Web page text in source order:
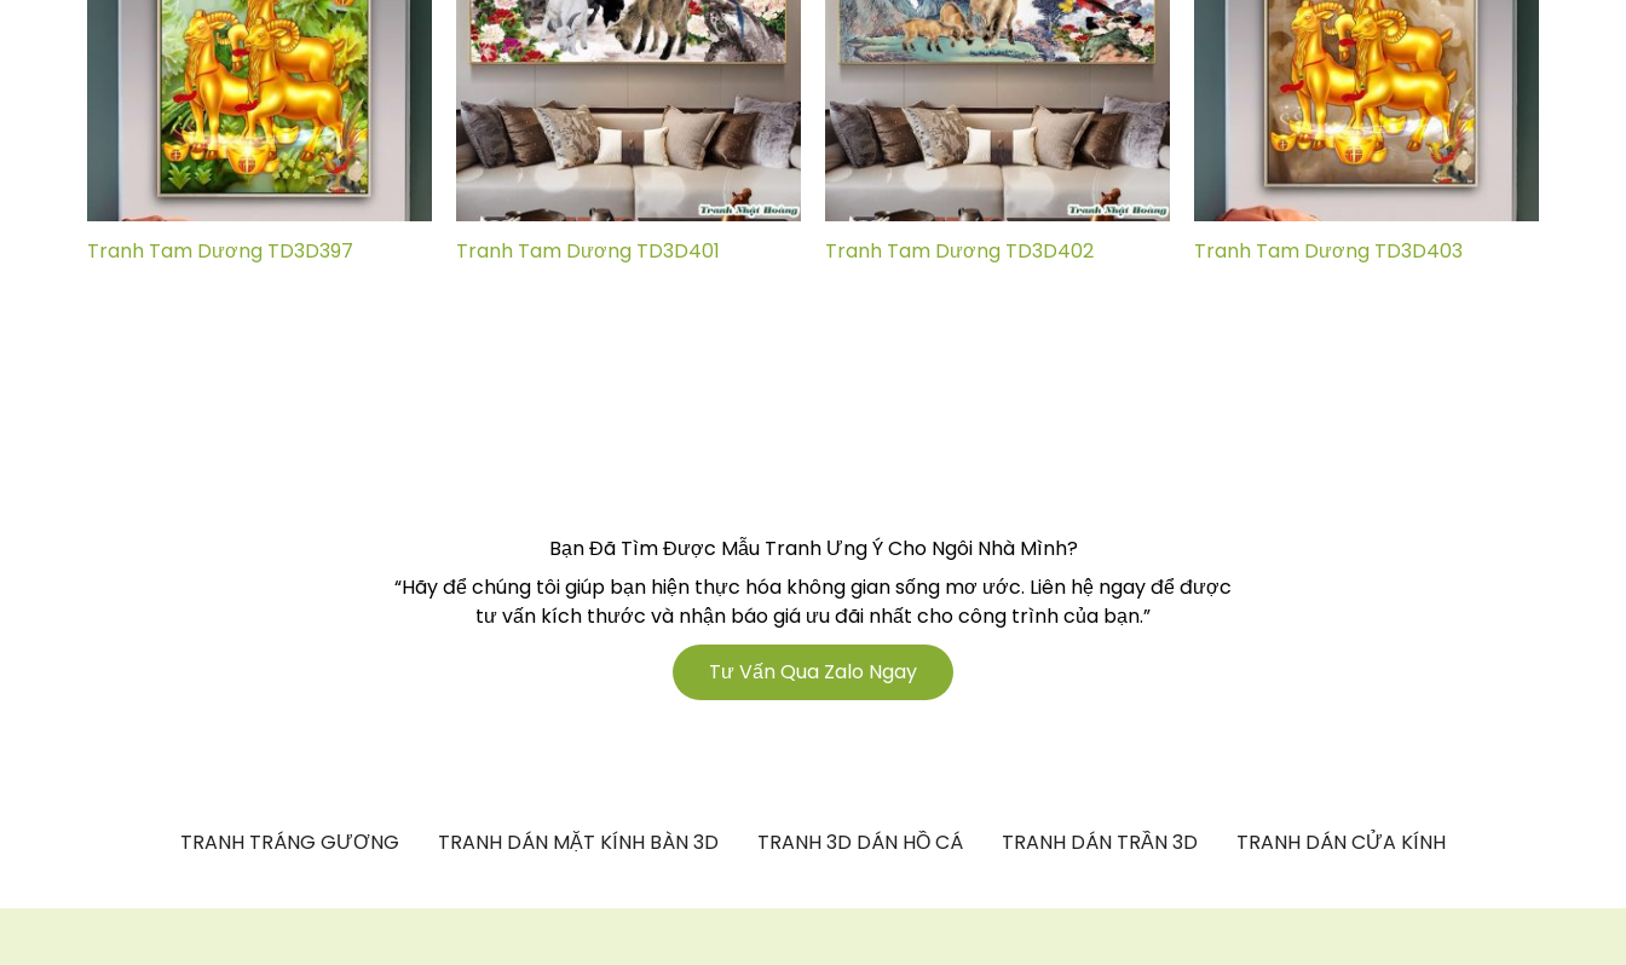
Tranh Tam Dương TD3D397 Tranh Tam Dương TD3D401 Tranh Tam Dương TD3D402 Tranh Tam Dương TD3D403
Bạn Đã Tìm Được Mẫu Tranh Ưng Ý Cho Ngôi Nhà Mình?
“Hãy để chúng tôi giúp bạn hiện thực hóa không gian sống mơ ước. Liên hệ ngay để được
tư vấn kích thước và nhận báo giá ưu đãi nhất cho công trình của bạn.”
Tư Vấn Qua Zalo Ngay
TRANH TRÁNG GƯƠNG TRANH DÁN MẶT KÍNH BÀN 3D TRANH 3D DÁN HỒ CÁ TRANH DÁN TRẦN 3D TRANH DÁN CỬA KÍNH